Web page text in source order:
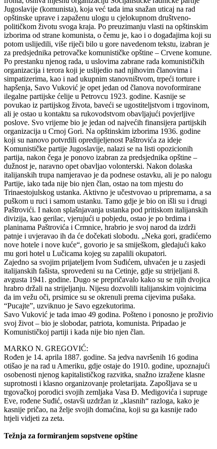
Jugoslavije (komunista), koja već tada ima snažan uticaj na rad
opštinske uprave i zapaženu ulogu u cjelokupnom društveno-
političkom životu svoga kraja. Po preuzimanju vlasti na opštinskim
izborima od strane komunista, o čemu je, kao i o događajima koji su
potom uslijedili, više riječi bilo u gore navedenom tekstu, izabran je
za predsjednika petrovačke komunističke opštine – Crvene komune.
Po prestanku njenog rada, u uslovima zabrane rada komunističkih
organizacija i terora koji je uslijedio nad njihovim članovima i
simpatizerima, kao i nad ukupnim stanovništvom, trpeći torture i
hapšenja, Savo Vuković je opet jedan od članova novoformirane
ilegalne partijske ćelije u Petrovcu 1923. godine. Kasnije se
povukao iz partijskog života, baveći se ugostiteljstvom i trgovinom,
ali je ostao u kontaktu sa rukovodstvom obavljajući povjerljive
poslove. Svo vrijeme bio je jedan od najvećih finansijera partijskih
organizacija u Crnoj Gori. Na opštinskim izborima 1936. godine
koji su nanovo potvrdili opredijeljenost Paštrovića za ideje
Komunističke partije Jugoslavije, nalazi se na listi opozicionih
partija, nakon čega je ponovo izabran za predsjednika opštine –
dužnost je, naravno opet obavljao volonterski. Nakon dolaska
italijanskih trupa namjeravao je da podnese ostavku, ali je po nalogu
Partije, iako tada nije bio njen član, ostao na tom mjestu do
Trinaestojulskog ustanka. Aktivno je učestvovao u pripremama, a sa
puškom u ruci i samom ustanku. Tamo gdje je bio on išli su i drugi
Paštrovići. I nakon splašnjavanja ustanka pod pritiskom italijanskih
divizija, kao gerilac, vjerujući u pobjedu, ostao je po brdima i
planinama Paštrovića i Crmnice, hrabrio je svoj narod da izdrži
patnje i uvjeravao ih da će dočekati slobodu. „Neka gori, gradićemo
nove hotele i nove kuće“, govorio je sa smiješkom, gledajući kako
mu gori hotel u Lučicama kojeg su zapalili okupatori.
Zajedno sa svojim prijateljem Ivom Suđićem, uhvaćen je u zasjedi
italijanskih fašista, sprovedeni su na Cetinje, gdje su strijeljani 8.
avgusta 1941. godine. Dugo se prepričavalo kako su se njih dvojica
hrabro držali na strijeljanju. Nijesu dozvolili italijanskim vojnicima
da im vežu oči, prsimice su se okrenuli prema cijevima pušaka.
“Pucajte”, uzviknuo je Savo egzekutorima.
Savo Vuković je tada imao 49 godina. Pošteno i ponosno je proživio
svoj život – bio je slobodar, patriota, komunista. Pripadao je
Komunističkoj partiji i kada nije bio njen član.
MARKO N. GREGOVIĆ:
Rođen je 14. aprila 1887. godine. Sa jedva navršenih 16 godina
otišao je na rad u Ameriku, gdje ostaje do 1910. godine, upoznajući
osobenosti njenog kapitalističkog razvitka, snažno izražene klasne
suprotnosti i klasno organizovanje proletarijata. Zapošljava se u
trgovačkoj porodici svojih zemljaka Vasa Đ. Medigovića i supruge
Eve, rođene Suđić, ostavši uzdržan iz „klasnih“ razloga, kako je
kasnije pričao, na želje svojih domaćina, koji su ga kasnije rado
htjeli vidjeti za zeta.
Težnja za formiranjem sopstvene opštine